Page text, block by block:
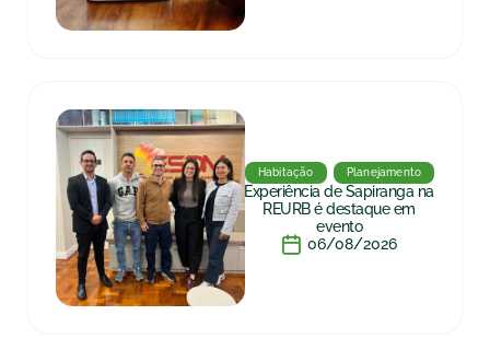
Habitação Planejamento
Experiência de Sapiranga na
REURB é destaque em
evento
06/08/2026